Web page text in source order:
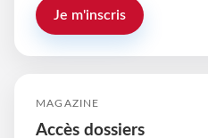
Je m'inscris
MAGAZINE
Accès dossiers